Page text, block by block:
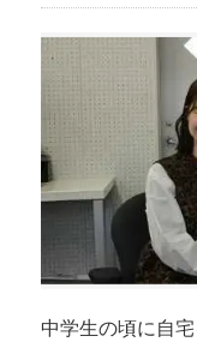
中学生の頃に自